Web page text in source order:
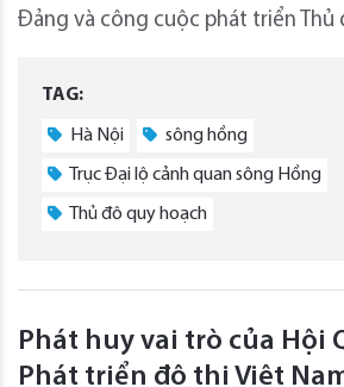
Đảng và công cuộc phát triển Thủ
TAG:
Hà Nội sông hồng
Trục Đại lộ cảnh quan sông Hồng
Thủ đô quy hoạch
Phát huy vai trò của Hội
Phát triển đô thị Việt